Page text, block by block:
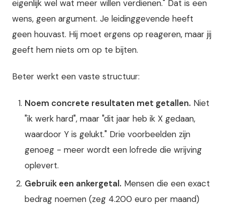
eigenlijk wel wat meer willen verdienen." Dat is een
wens, geen argument. Je leidinggevende heeft
geen houvast. Hij moet ergens op reageren, maar jij
geeft hem niets om op te bijten.
Beter werkt een vaste structuur:
Noem concrete resultaten met getallen. Niet
"ik werk hard", maar "dit jaar heb ik X gedaan,
waardoor Y is gelukt." Drie voorbeelden zijn
genoeg - meer wordt een lofrede die wrijving
oplevert.
Gebruik een ankergetal. Mensen die een exact
bedrag noemen (zeg 4.200 euro per maand)